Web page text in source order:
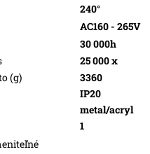
240°
AC160 - 265V
30 000h
25 000 x
(g)
3360
IP20
metal/acryl
1